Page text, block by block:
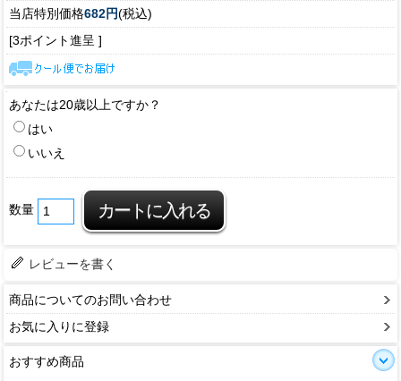
当店特別価格682円(税込)
[3ポイント進呈 ]
あなたは20歳以上ですか？
はい
いいえ
数量
レビューを書く
商品についてのお問い合わせ
お気に入りに登録
おすすめ商品